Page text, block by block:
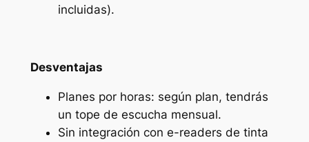
incluidas).
Desventajas
Planes por horas: según plan, tendrás
un tope de escucha mensual.
Sin integración con e-readers de tinta